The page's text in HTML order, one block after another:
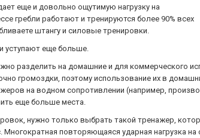
еще и довольно ощутимую нагрузку на
гребли работают и тренируются более 90% всех
штангу и силовые тренировки.
уступают еще больше.
разделить на домашние и для коммерческого
громоздки, поэтому использование их в
на водном сопротивлении (например,
еще больше места.
нужно только выбрать такой тренажер,
повторяющаяся ударная нагрузка на